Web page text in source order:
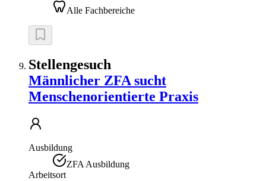
Alle Fachbereiche
Stellengesuch
Männlicher ZFA sucht
Menschenorientierte Praxis
Ausbildung
ZFA Ausbildung
Arbeitsort